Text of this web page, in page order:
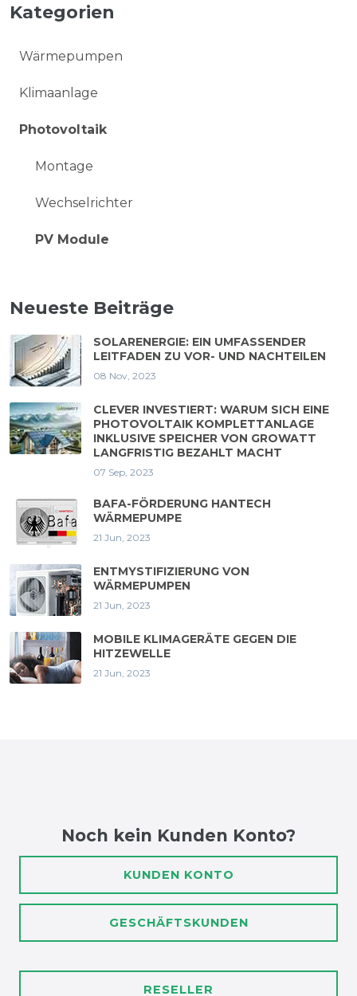
Kategorien
Wärmepumpen
Klimaanlage
Photovoltaik
Montage
Wechselrichter
PV Module
Neueste Beiträge
SOLARENERGIE: EIN UMFASSENDER
LEITFADEN ZU VOR- UND NACHTEILEN
08 Nov, 2023
CLEVER INVESTIERT: WARUM SICH EINE
PHOTOVOLTAIK KOMPLETTANLAGE
INKLUSIVE SPEICHER VON GROWATT
LANGFRISTIG BEZAHLT MACHT
07 Sep, 2023
BAFA-FÖRDERUNG HANTECH
WÄRMEPUMPE
21 Jun, 2023
ENTMYSTIFIZIERUNG VON
WÄRMEPUMPEN
21 Jun, 2023
MOBILE KLIMAGERÄTE GEGEN DIE
HITZEWELLE
21 Jun, 2023
Noch kein Kunden Konto?
KUNDEN KONTO
GESCHÄFTSKUNDEN
RESELLER